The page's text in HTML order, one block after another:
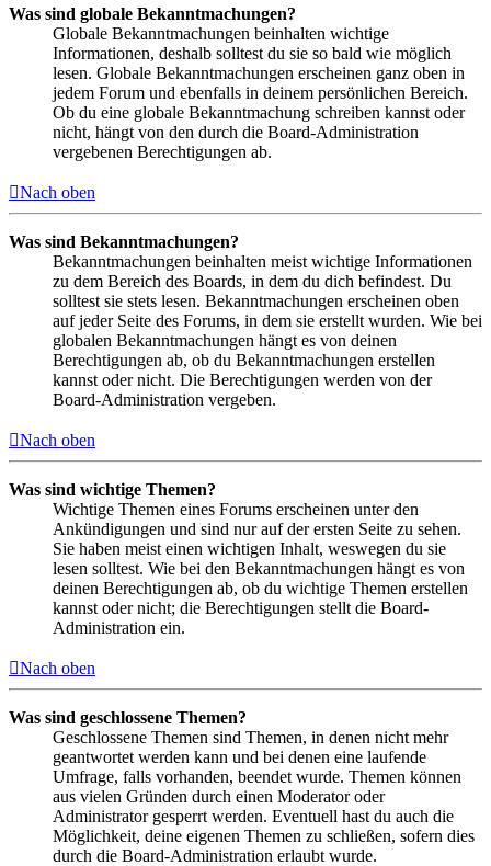
Was sind globale Bekanntmachungen?
Globale Bekanntmachungen beinhalten wichtige
Informationen, deshalb solltest du sie so bald wie möglich
lesen. Globale Bekanntmachungen erscheinen ganz oben in
jedem Forum und ebenfalls in deinem persönlichen Bereich.
Ob du eine globale Bekanntmachung schreiben kannst oder
nicht, hängt von den durch die Board-Administration
vergebenen Berechtigungen ab.
Nach oben
Was sind Bekanntmachungen?
Bekanntmachungen beinhalten meist wichtige Informationen
zu dem Bereich des Boards, in dem du dich befindest. Du
solltest sie stets lesen. Bekanntmachungen erscheinen oben
auf jeder Seite des Forums, in dem sie erstellt wurden. Wie bei
globalen Bekanntmachungen hängt es von deinen
Berechtigungen ab, ob du Bekanntmachungen erstellen
kannst oder nicht. Die Berechtigungen werden von der
Board-Administration vergeben.
Nach oben
Was sind wichtige Themen?
Wichtige Themen eines Forums erscheinen unter den
Ankündigungen und sind nur auf der ersten Seite zu sehen.
Sie haben meist einen wichtigen Inhalt, weswegen du sie
lesen solltest. Wie bei den Bekanntmachungen hängt es von
deinen Berechtigungen ab, ob du wichtige Themen erstellen
kannst oder nicht; die Berechtigungen stellt die Board-
Administration ein.
Nach oben
Was sind geschlossene Themen?
Geschlossene Themen sind Themen, in denen nicht mehr
geantwortet werden kann und bei denen eine laufende
Umfrage, falls vorhanden, beendet wurde. Themen können
aus vielen Gründen durch einen Moderator oder
Administrator gesperrt werden. Eventuell hast du auch die
Möglichkeit, deine eigenen Themen zu schließen, sofern dies
durch die Board-Administration erlaubt wurde.